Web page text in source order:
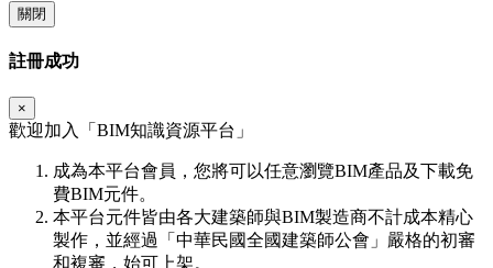
關閉
註冊成功
×
歡迎加入「 BIM知識資源平台」
成為本平台會員，您將可以任意瀏覽BIM產品及下載免
費BIM元件。
本平台元件皆由各大建築師與BIM製造商不計成本精心
製作，並經過「中華民國全國建築師公會」嚴格的初審
和複審，始可上架。